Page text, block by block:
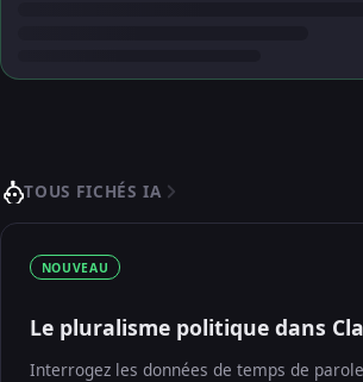
TOUS FICHÉS IA
NOUVEAU
Le pluralisme politique dans
Interrogez les données de temps de